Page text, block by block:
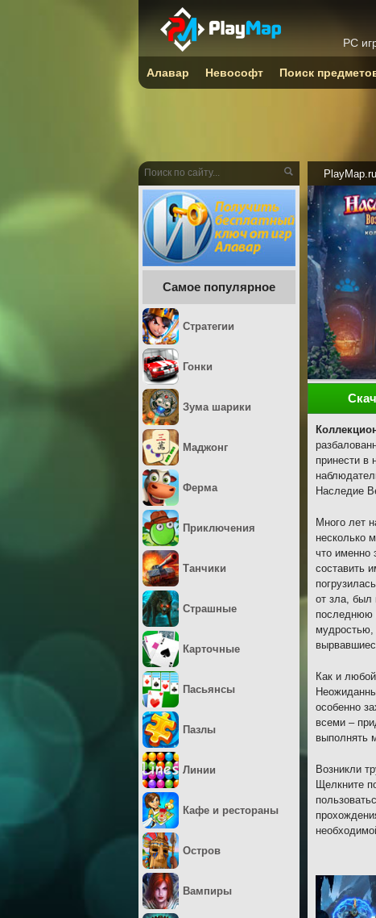
PlayMap.ru
принести в
Наследие
Много лет
несколько
что именно
составить
от зла, был
последнюю
мудростью,
Как и
особенно
всеми –
выполнять
Возникли
Щелкните
Самое популярное
Стратегии
Гонки
Зума шарики
Маджонг
Ферма
Приключения
Танчики
Страшные
Карточные
Пасьянсы
Пазлы
Линии
Кафе и рестораны
Остров
Вампиры
PC
Алавар Невософт Поиск